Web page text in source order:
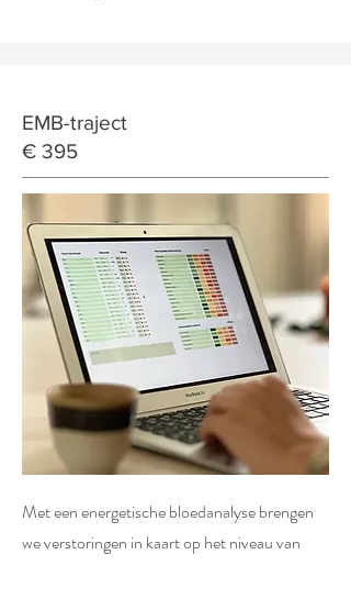
EMB-traject
€ 395
Met een energetische bloedanalyse brengen
we verstoringen in kaart op het niveau van